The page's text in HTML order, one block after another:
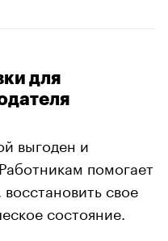
для
выгоден и
помогает
свое
состояние.